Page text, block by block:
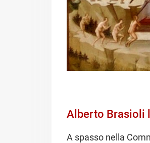
Alberto Brasioli
A spasso nella